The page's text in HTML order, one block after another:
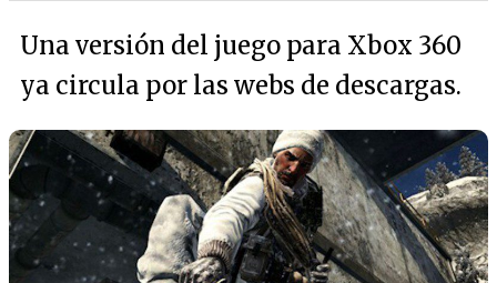
Una versión del juego para Xbox 360
ya circula por las webs de descargas.